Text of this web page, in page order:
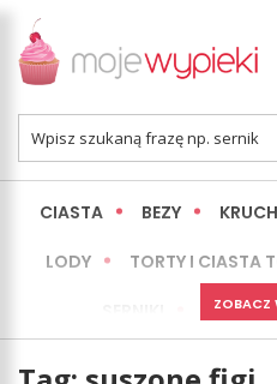
CIASTA BEZY
LODY TORTY I CIASTA
MINI
ZOBACZ